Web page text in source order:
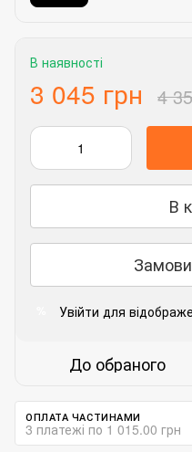
В наявності
3 045 грн 4
В
Увійти для
До обраного
ОПЛАТА ЧАСТИНАМИ
3 платежі по 1 015.00 грн